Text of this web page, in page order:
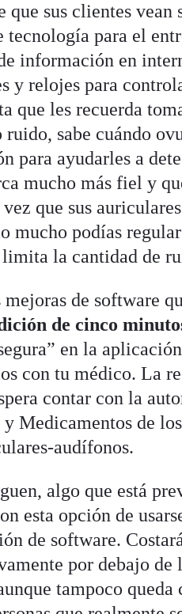
que sus clientes
tecnología para el
información en
y relojes para
que les recuerda
ruido, sabe cuándo
para ayudarles a
mucho más fiel y
que sus
mucho podías
la cantidad de
mejoras de software
de cinco
en la
con tu médico. La
contar con la
Medicamentos de
audífonos.
algo que está
esta opción de
de software.
por debajo de
tampoco